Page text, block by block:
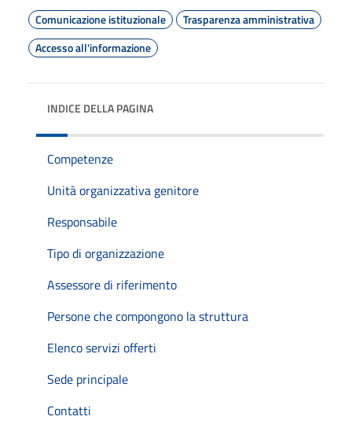
Comunicazione istituzionale
Trasparenza amministrativa
Accesso all'informazione
INDICE DELLA PAGINA
Competenze
Unità organizzativa genitore
Responsabile
Tipo di organizzazione
Assessore di riferimento
Persone che compongono la struttura
Elenco servizi offerti
Sede principale
Contatti